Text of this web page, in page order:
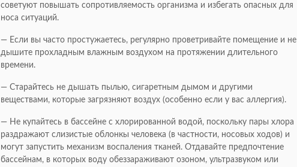
советуют повышать сопротивляемость организма и избегать опасных для
носа ситуаций.
— Если вы часто простужаетесь, регулярно проветривайте помещение и не
дышите прохладным влажным воздухом на протяжении длительного
времени.
— Старайтесь не дышать пылью, сигаретным дымом и другими
веществами, которые загрязняют воздух (особенно если у вас аллергия).
— Не купайтесь в бассейне с хлорированной водой, поскольку пары хлора
раздражают слизистые облонкы человека (в частности, носовых ходов) и
могут запустить механизм воспаления тканей. Отдавайте предпочтение
бассейнам, в которых воду обеззараживают озоном, ультразвуком или